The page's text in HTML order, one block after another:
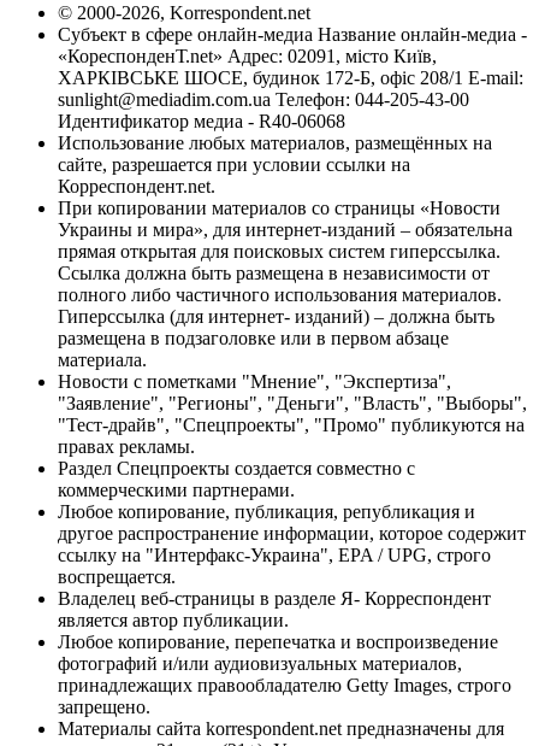
© 2000-2026, Korrespondent.net
Субъект в сфере онлайн-медиа Название онлайн-медиа -
«КореспонденТ.net» Адрес: 02091, місто Київ,
ХАРКІВСЬКЕ ШОСЕ, будинок 172-Б, офіс 208/1 E-mail:
sunlight@mediadim.com.ua Телефон: 044-205-43-00
Идентификатор медиа - R40-06068
Использование любых материалов, размещённых на
сайте, разрешается при условии ссылки на
Корреспондент.net.
При копировании материалов со страницы «Новости
Украины и мира», для интернет-изданий – обязательна
прямая открытая для поисковых систем гиперссылка.
Ссылка должна быть размещена в независимости от
полного либо частичного использования материалов.
Гиперссылка (для интернет- изданий) – должна быть
размещена в подзаголовке или в первом абзаце
материала.
Новости с пометками "Мнение", "Экспертиза",
"Заявление", "Регионы", "Деньги", "Власть", "Выборы",
"Тест-драйв", "Спецпроекты", "Промо" публикуются на
правах рекламы.
Раздел Спецпроекты создается совместно с
коммерческими партнерами.
Любое копирование, публикация, републикация и
другое распространение информации, которое содержит
ссылку на "Интерфакс-Украина", EPA / UPG, строго
воспрещается.
Владелец веб-страницы в разделе Я- Корреспондент
является автор публикации.
Любое копирование, перепечатка и воспроизведение
фотографий и/или аудиовизуальных материалов,
принадлежащих правообладателю Getty Images, строго
запрещено.
Материалы сайта korrespondent.net предназначены для